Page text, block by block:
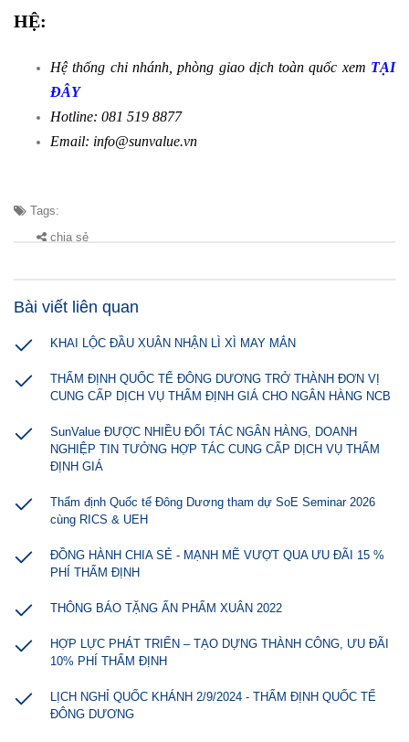
HỆ:
Hệ thống chi nhánh, phòng giao dịch toàn quốc xem TẠI
ĐÂY
Hotline: 081 519 8877
Email: info@sunvalue.vn
Tags:
chia sẻ
Bài viết liên quan
KHAI LỘC ĐẦU XUÂN NHẬN LÌ XÌ MAY MẮN
THẨM ĐỊNH QUỐC TẾ ĐÔNG DƯƠNG TRỞ THÀNH ĐƠN VỊ
CUNG CẤP DỊCH VỤ THẨM ĐỊNH GIÁ CHO NGÂN HÀNG NCB
SunValue ĐƯỢC NHIỀU ĐỐI TÁC NGÂN HÀNG, DOANH
NGHIỆP TIN TƯỞNG HỢP TÁC CUNG CẤP DỊCH VỤ THẨM
ĐỊNH GIÁ
Thẩm định Quốc tế Đông Dương tham dự SoE Seminar 2026
cùng RICS & UEH
ĐỒNG HÀNH CHIA SẺ - MẠNH MẼ VƯỢT QUA ƯU ĐÃI 15 %
PHÍ THẨM ĐỊNH
THÔNG BÁO TẶNG ẤN PHẨM XUÂN 2022
HỢP LỰC PHÁT TRIỂN – TẠO DỰNG THÀNH CÔNG, ƯU ĐÃI
10% PHÍ THẨM ĐỊNH
LỊCH NGHỈ QUỐC KHÁNH 2/9/2024 - THẨM ĐỊNH QUỐC TẾ
ĐÔNG DƯƠNG